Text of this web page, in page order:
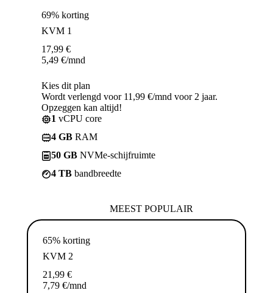
69% korting
KVM 1
17,99 €
5,49 €/mnd
Kies dit plan
Wordt verlengd voor 11,99 €/mnd voor 2 jaar.
Opzeggen kan altijd!
1 vCPU core
4 GB RAM
50 GB NVMe-schijfruimte
4 TB bandbreedte
MEEST POPULAIR
65% korting
KVM 2
21,99 €
7,79 €/mnd